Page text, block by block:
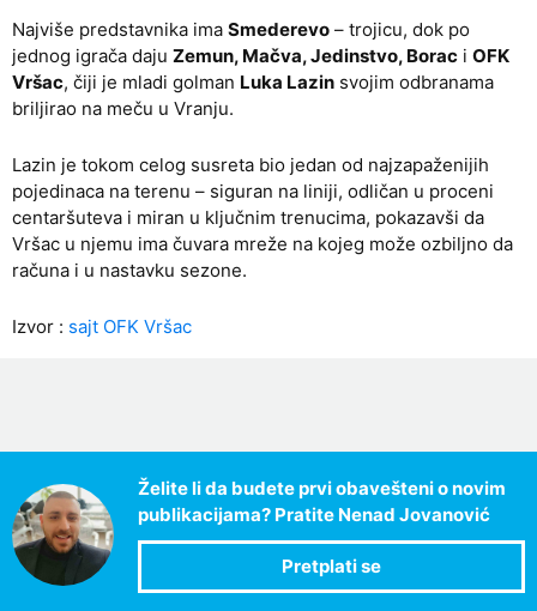
Najviše predstavnika ima Smederevo – trojicu, dok po
jednog igrača daju Zemun, Mačva, Jedinstvo, Borac i OFK
Vršac, čiji je mladi golman Luka Lazin svojim odbranama
briljirao na meču u Vranju.
Lazin je tokom celog susreta bio jedan od najzapaženijih
pojedinaca na terenu – siguran na liniji, odličan u proceni
centaršuteva i miran u ključnim trenucima, pokazavši da
Vršac u njemu ima čuvara mreže na kojeg može ozbiljno da
računa i u nastavku sezone.
Izvor : sajt OFK Vršac
Želite li da budete prvi obavešteni o novim
publikacijama? Pratite Nenad Jovanović